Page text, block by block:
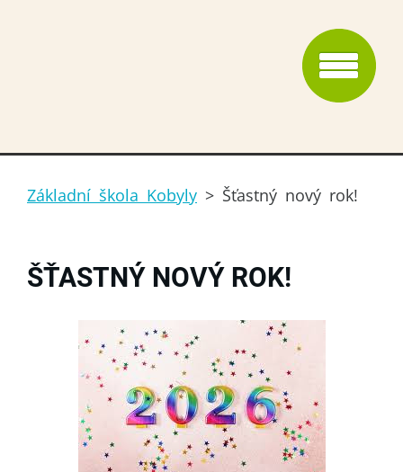
Základní škola Kobyly > Šťastný nový rok!
ŠŤASTNÝ NOVÝ ROK!